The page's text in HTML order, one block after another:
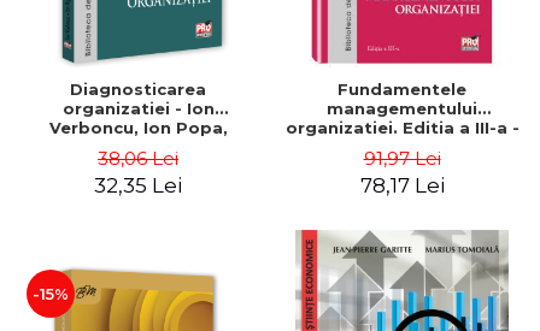
Diagnosticarea
organizatiei - Ion
Verboncu, Ion Popa,
38,06 Lei
32,35 Lei
Fundamentele
managementului
organizatiei. Editia a III-a -
91,97 Lei
78,17 Lei
-15%